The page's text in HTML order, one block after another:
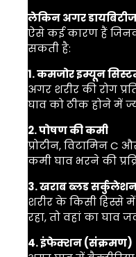
लेकिन अगर डायबिटीज
ऐसे कई कारण हैं
सकती है:
1. कमजोर इम्यून
अगर शरीर की रोग
घाव को ठीक होने में
2. पोषण की कमी
प्रोटीन, विटामिन C
कमी घाव भरने की
3. खराब ब्लड
शरीर के किसी हिस्से
रहा, तो वहां का घाव
4. इंफेक्शन (संक्रमण)